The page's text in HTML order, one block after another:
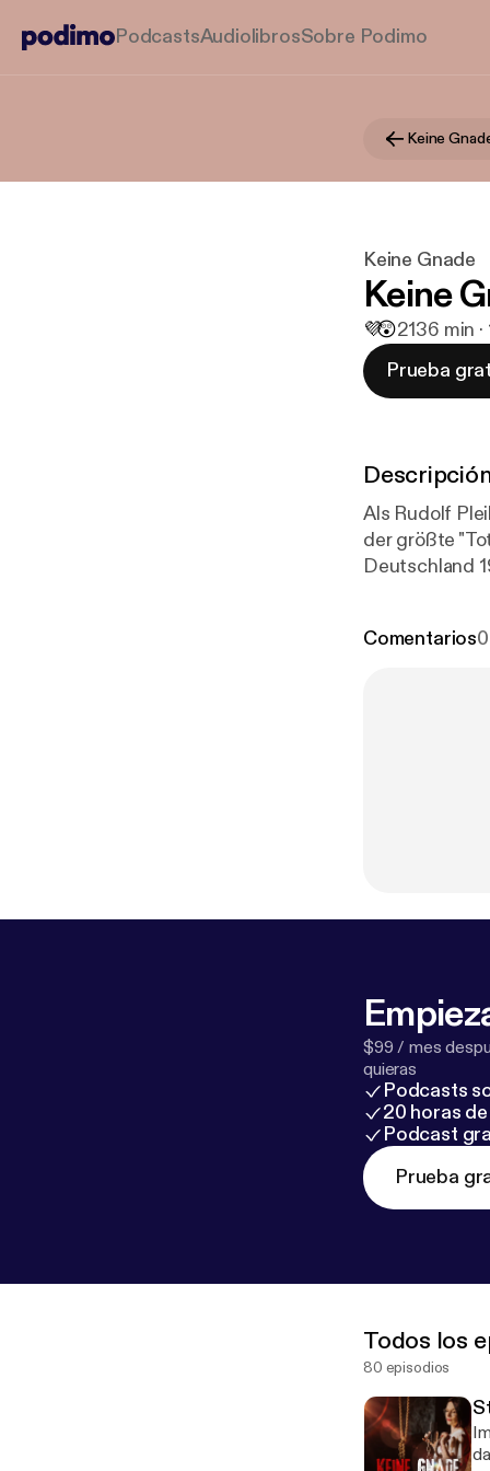
PodcastsAudiolibrosSobre Podimo
Keine
Keine Gnade
Keine
💜😲2136 min
Prueba
Als Rudolf
der größte
Deutschland
Comentarios0
$99 / mes
quieras
Podcasts
20 horas
Podcast
Prueba
Todos los
80 episodios